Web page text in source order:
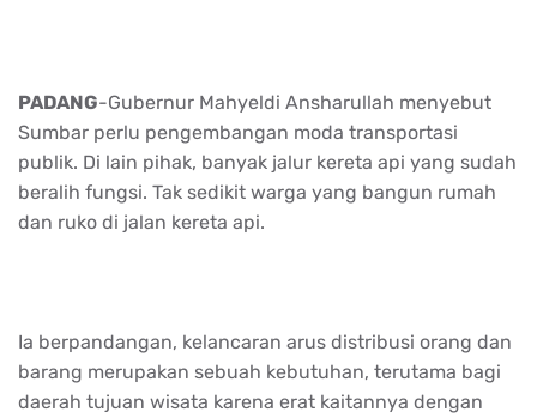
PADANG-Gubernur Mahyeldi Ansharullah menyebut
Sumbar perlu pengembangan moda transportasi
publik. Di lain pihak, banyak jalur kereta api yang sudah
beralih fungsi. Tak sedikit warga yang bangun rumah
dan ruko di jalan kereta api.
Ia berpandangan, kelancaran arus distribusi orang dan
barang merupakan sebuah kebutuhan, terutama bagi
daerah tujuan wisata karena erat kaitannya dengan